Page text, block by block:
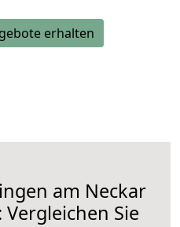
erhalten
am Neckar
Sie